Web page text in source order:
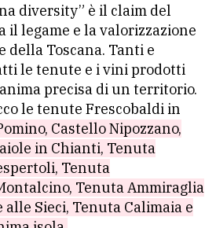
diversity” è il claim del
il legame e la valorizzazione
della Toscana. Tanti e
le tenute e i vini prodotti
precisa di un territorio.
le tenute Frescobaldi in
Castello Nipozzano,
in Chianti, Tenuta
Tenuta
Tenuta Ammiraglia
alle Sieci, Tenuta Calimaia e